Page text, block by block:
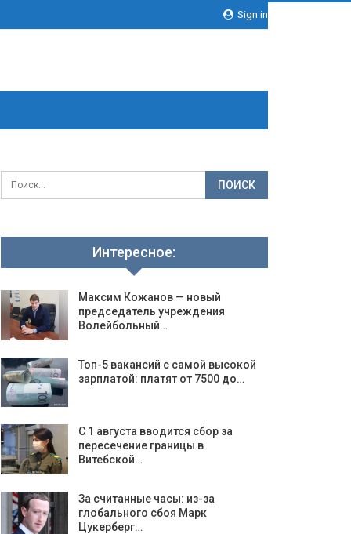
Sign in
Интересное:
Максим Кожанов — новый
председатель учреждения
Волейбольный…
Топ-5 вакансий с самой высокой
зарплатой: платят от 7500 до…
С 1 августа вводится сбор за
пересечение границы в
Витебской…
За считанные часы: из-за
глобального сбоя Марк
Цукерберг…